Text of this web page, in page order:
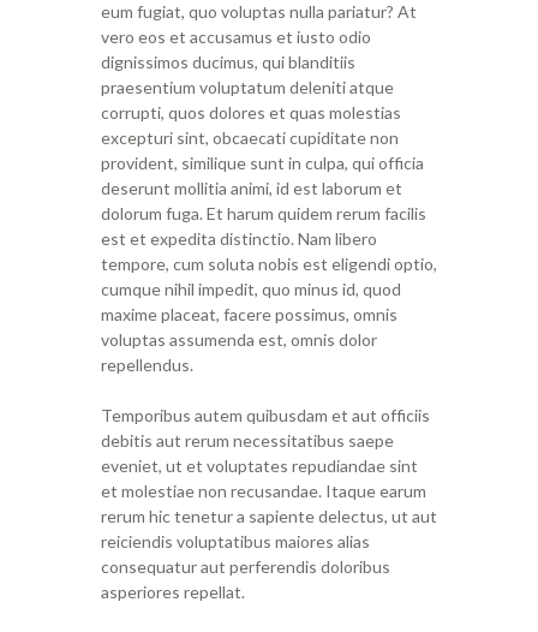
eum fugiat, quo voluptas nulla pariatur? At
vero eos et accusamus et iusto odio
dignissimos ducimus, qui blanditiis
praesentium voluptatum deleniti atque
corrupti, quos dolores et quas molestias
excepturi sint, obcaecati cupiditate non
provident, similique sunt in culpa, qui officia
deserunt mollitia animi, id est laborum et
dolorum fuga. Et harum quidem rerum facilis
est et expedita distinctio. Nam libero
tempore, cum soluta nobis est eligendi optio,
cumque nihil impedit, quo minus id, quod
maxime placeat, facere possimus, omnis
voluptas assumenda est, omnis dolor
repellendus.
Temporibus autem quibusdam et aut officiis
debitis aut rerum necessitatibus saepe
eveniet, ut et voluptates repudiandae sint
et molestiae non recusandae. Itaque earum
rerum hic tenetur a sapiente delectus, ut aut
reiciendis voluptatibus maiores alias
consequatur aut perferendis doloribus
asperiores repellat.